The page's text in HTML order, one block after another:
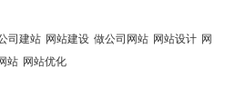
司建站 网站建设 做公司网站 网站设计 网
站 网站优化